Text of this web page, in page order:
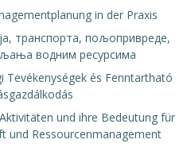
in der Praxis
транспорта, пољопривреде,
водним ресурсима
Tevékenységek és Fenntartható
und ihre Bedeutung für
und Ressourcenmanagement